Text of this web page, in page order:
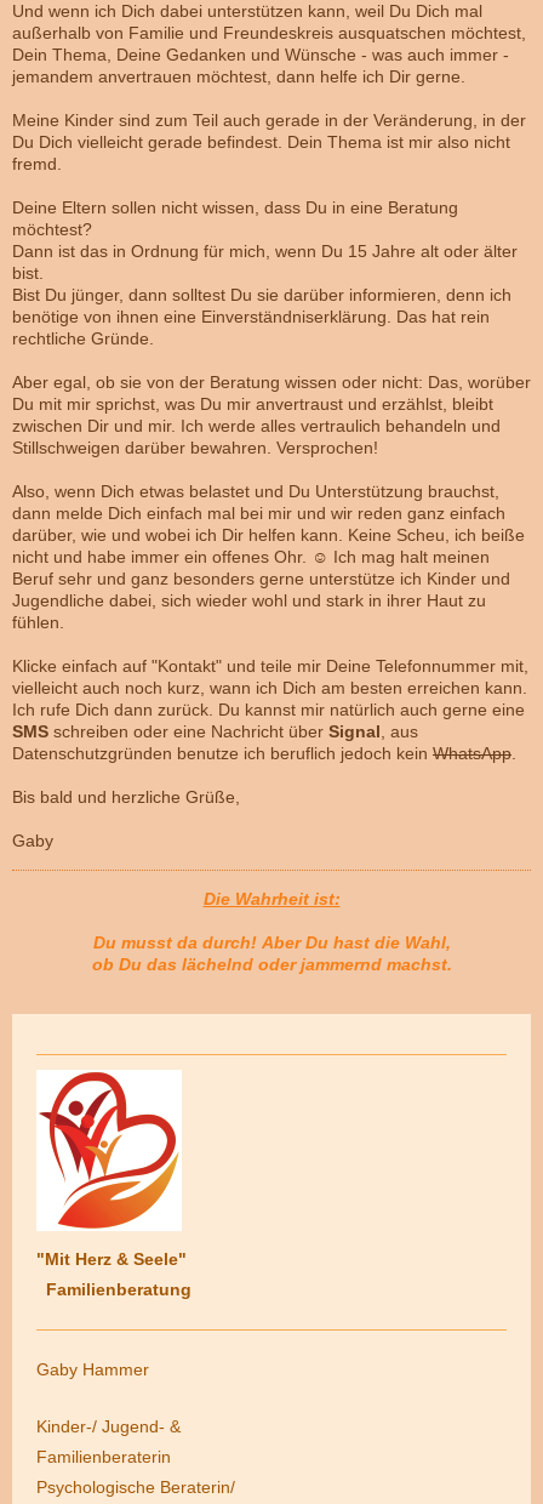
Und wenn ich Dich dabei unterstützen kann, weil Du Dich mal
außerhalb von Familie und Freundeskreis ausquatschen möchtest,
Dein Thema, Deine Gedanken und Wünsche - was auch immer -
jemandem anvertrauen möchtest, dann helfe ich Dir gerne.
Meine Kinder sind zum Teil auch gerade in der Veränderung, in der
Du Dich vielleicht gerade befindest. Dein Thema ist mir also nicht
fremd.
Deine Eltern sollen nicht wissen, dass Du in eine Beratung
möchtest?
Dann ist das in Ordnung für mich, wenn Du 15 Jahre alt oder älter
bist.
Bist Du jünger, dann solltest Du sie darüber informieren, denn ich
benötige von ihnen eine Einverständniserklärung. Das hat rein
rechtliche Gründe.
Aber egal, ob sie von der Beratung wissen oder nicht: Das, worüber
Du mit mir sprichst, was Du mir anvertraust und erzählst, bleibt
zwischen Dir und mir. Ich werde alles vertraulich behandeln und
Stillschweigen darüber bewahren. Versprochen!
Also, wenn Dich etwas belastet und Du Unterstützung brauchst,
dann melde Dich einfach mal bei mir und wir reden ganz einfach
darüber, wie und wobei ich Dir helfen kann. Keine Scheu, ich beiße
nicht und habe immer ein offenes Ohr. ☺️ Ich mag halt meinen
Beruf sehr und ganz besonders gerne unterstütze ich Kinder und
Jugendliche dabei, sich wieder wohl und stark in ihrer Haut zu
fühlen.
Klicke einfach auf "Kontakt" und teile mir Deine Telefonnummer mit,
vielleicht auch noch kurz, wann ich Dich am besten erreichen kann.
Ich rufe Dich dann zurück. Du kannst mir natürlich auch gerne eine
SMS schreiben oder eine Nachricht über Signal, aus
Datenschutzgründen benutze ich beruflich jedoch kein WhatsApp.
Bis bald und herzliche Grüße,
Gaby
Die Wahrheit ist:
Du musst da durch! Aber Du hast die Wahl,
ob Du das lächelnd oder jammernd machst.
"Mit Herz & Seele"
Familienberatung
Gaby Hammer
Kinder-/ Jugend- &
Familienberaterin
Psychologische Beraterin/